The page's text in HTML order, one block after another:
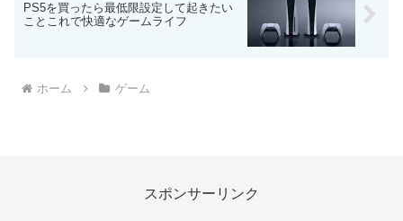
PS5を買ったら最低限設定して起きたい
ことこれで快適なゲームライフ
ホーム ゲーム
スポンサーリンク